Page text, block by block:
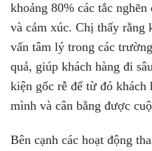
khoảng 80% các tắc
và cảm xúc. Chị thấy
vấn tâm lý trong các
quả, giúp khách hàng đi
kiện gốc rễ để từ đó khách
mình và cân bằng được
Bên cạnh các hoạt động